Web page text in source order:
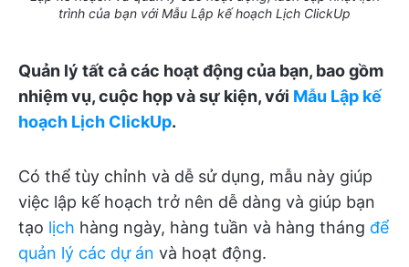
trình của bạn với Mẫu Lập kế hoạch Lịch ClickUp
Quản lý tất cả các hoạt động của bạn, bao gồm
nhiệm vụ, cuộc họp và sự kiện, với Mẫu Lập kế
hoạch Lịch ClickUp.
Có thể tùy chỉnh và dễ sử dụng, mẫu này giúp
việc lập kế hoạch trở nên dễ dàng và giúp bạn
tạo lịch hàng ngày, hàng tuần và hàng tháng để
quản lý các dự án và hoạt động.